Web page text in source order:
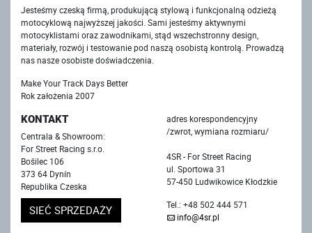
Jesteśmy czeską firmą, produkującą stylową i funkcjonalną odzieżą
motocyklową najwyższej jakości. Sami jesteśmy aktywnymi
motocyklistami oraz zawodnikami, stąd wszechstronny design,
materiały, rozwój i testowanie pod naszą osobistą kontrolą. Prowadzą
nas nasze osobiste doświadczenia.
Make Your Track Days Better
Rok założenia 2007
KONTAKT
Centrala & Showroom:
For Street Racing s.r.o.
Bošilec 106
373 64 Dynín
Republika Czeska
SIEĆ SPRZEDAŻY
adres korespondencyjny
/zwrot, wymiana rozmiaru/
4SR - For Street Racing
ul. Sportowa 31
57-450 Ludwikowice Kłodzkie
Tel.: +48 502 444 571
info@4sr.pl